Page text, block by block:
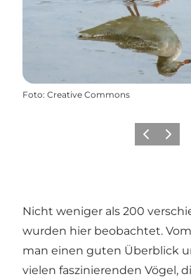
Foto: Creative Commons
ZurückWeiter
Nicht weniger als 200
wurden hier beobachtet.
man einen guten Überblick
vielen faszinierenden Vögel,